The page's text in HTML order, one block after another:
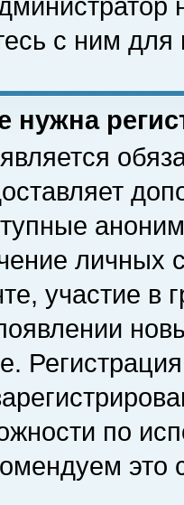
с ним для
нужна
личных
участие в
по
это